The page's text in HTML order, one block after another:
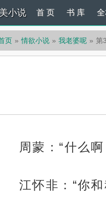
小说 首 页 书 库
页 情欲小说 我老婆呢 第
周蒙：“什么啊
江怀非：“你